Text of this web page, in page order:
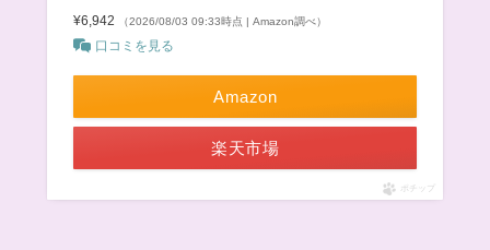
¥6,942 （2026/08/03 09:33時点 | Amazon調べ）
口コミを見る
Amazon
楽天市場
ポチップ